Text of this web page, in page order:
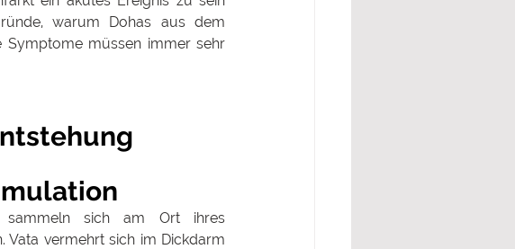
warum Dohas aus dem
Symptome müssen immer sehr
sammeln sich am Ort ihres
Vata vermehrt sich im Dickdarm